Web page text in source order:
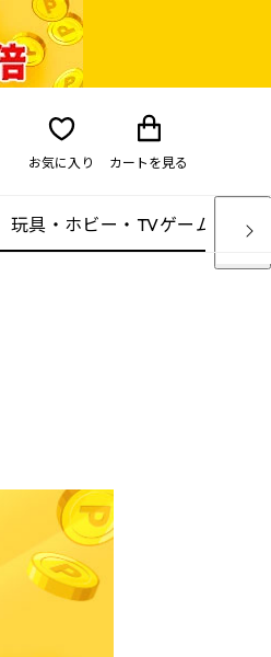
お気に入り カート を見る
玩具・ホビー・TVゲーム